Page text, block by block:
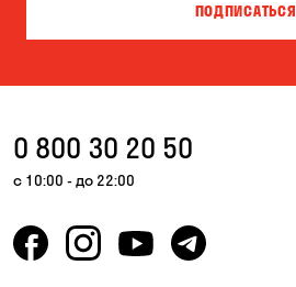
ПОДПИСАТЬСЯ
0 800 30 20 50
с 10:00 - до 22:00